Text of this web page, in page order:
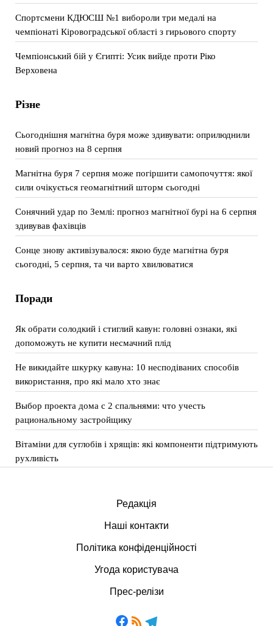
Спортсмени КДЮСШ №1 вибороли три медалі на
чемпіонаті Кіровоградської області з гирьового спорту
Чемпіонський бій у Єгипті: Усик вийде проти Ріко
Верховена
Різне
Сьогоднішня магнітна буря може здивувати: оприлюднили
новий прогноз на 8 серпня
Магнітна буря 7 серпня може погіршити самопочуття: якої
сили очікується геомагнітний шторм сьогодні
Сонячний удар по Землі: прогноз магнітної бурі на 6 серпня
здивував фахівців
Сонце знову активізувалося: якою буде магнітна буря
сьогодні, 5 серпня, та чи варто хвилюватися
Поради
Як обрати солодкий і стиглий кавун: головні ознаки, які
допоможуть не купити несмачний плід
Не викидайте шкурку кавуна: 10 несподіваних способів
використання, про які мало хто знає
Выбор проекта дома с 2 спальнями: что учесть
рациональному застройщику
Вітаміни для суглобів і хрящів: які компоненти підтримують
рухливість
Редакція
Наші контакти
Політика конфіденційності
Угода користувача
Прес-релізи